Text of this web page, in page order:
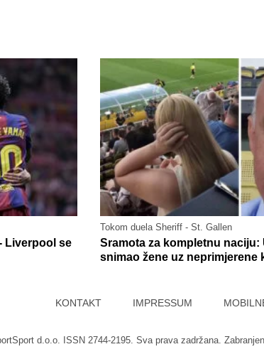
Liverpool se
Tokom duela Sheriff - St. Gallen
Sramota za kompletnu naciju:
snimao žene uz neprimjerene
KONTAKT IMPRESSUM
d.o.o. ISSN 2744-2195. Sva prava zadržana.